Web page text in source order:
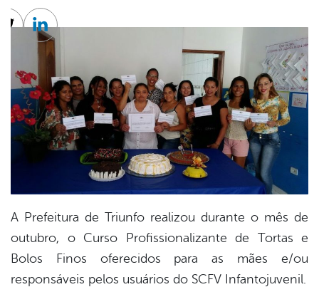
A Prefeitura de Triunfo realizou durante o mês de
outubro, o Curso Profissionalizante de Tortas e
Bolos Finos oferecidos para as mães e/ou
responsáveis pelos usuários do SCFV Infantojuvenil.
TwitterLinkedin